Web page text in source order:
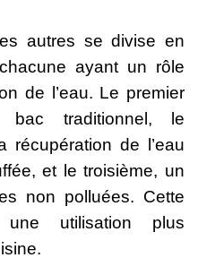
autres se divise en
ayant un rôle
de l’eau. Le premier
bac traditionnel, le
récupération de l’eau
et le troisième, un
non polluées. Cette
une utilisation plus